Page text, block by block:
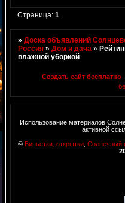
Страница:1
»Доска объявлений
Россия »Дом и дача »
влажной уборкой
Создать сайт бесплатно
Использование материалов
активной
© Виньетки, открытки, Солнечный